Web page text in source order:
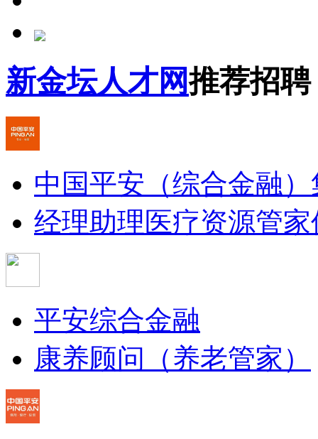
新金坛人才网推荐招聘
中国平安（综合金融）
经理助理医疗资源管家
平安综合金融
康养顾问（养老管家）